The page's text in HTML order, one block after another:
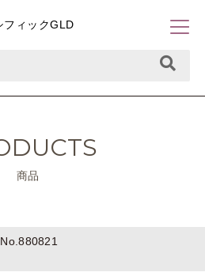
フィックGLD
商品
No.880821